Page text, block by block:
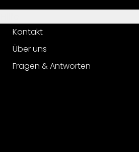
Kontakt
Über uns
Fragen & Antworten